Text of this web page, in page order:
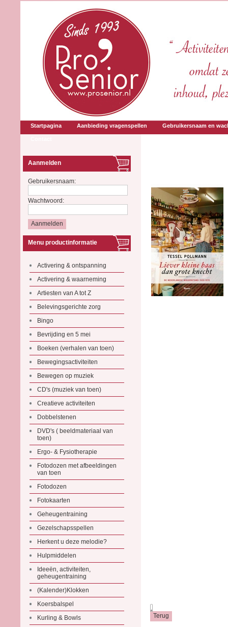
Startpagina Aanbieding vragenspellen Gebruikersnaam en
Aanmelden
Gebruikersnaam:
Wachtwoord:
Menu productinformatie
Activering & ontspanning
Activering & waarneming
Artiesten van A tot Z
Belevingsgerichte zorg
Bingo
Bevrijding en 5 mei
Boeken (verhalen van toen)
Bewegingsactiviteiten
Bewegen op muziek
CD's (muziek van toen)
Creatieve activiteiten
Dobbelstenen
DVD's ( beeldmateriaal van
toen)
Ergo- & Fysiotherapie
Fotodozen met afbeeldingen
van toen
Fotodozen
Fotokaarten
Geheugentraining
Gezelschapsspellen
Herkent u deze melodie?
Hulpmiddelen
Ideeën, activiteiten,
geheugentraining
(Kalender)Klokken
Koersbalspel
Kurling & Bowls
.